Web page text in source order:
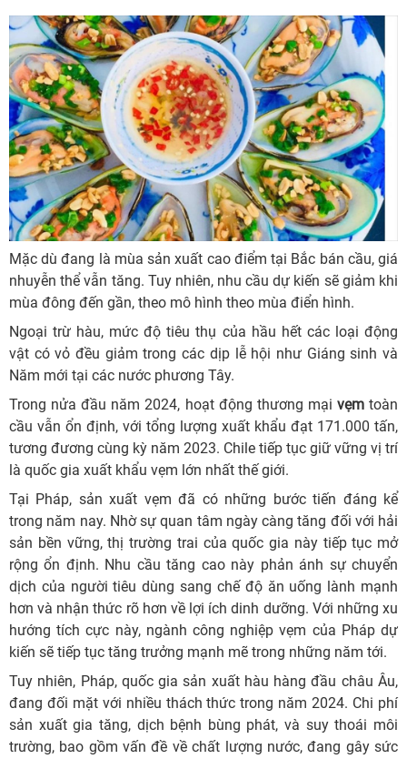
Mặc dù đang là mùa sản xuất cao điểm tại Bắc bán cầu, giá
nhuyễn thể vẫn tăng. Tuy nhiên, nhu cầu dự kiến sẽ giảm khi
mùa đông đến gần, theo mô hình theo mùa điển hình.
Ngoại trừ hàu, mức độ tiêu thụ của hầu hết các loại động
vật có vỏ đều giảm trong các dịp lễ hội như Giáng sinh và
Năm mới tại các nước phương Tây.
Trong nửa đầu năm 2024, hoạt động thương mại vẹmtoàn
cầu vẫn ổn định, với tổng lượng xuất khẩu đạt 171.000 tấn,
tương đương cùng kỳ năm 2023. Chile tiếp tục giữ vững vị trí
là quốc gia xuất khẩu vẹm lớn nhất thế giới.
Tại Pháp, sản xuất vẹm đã có những bước tiến đáng kể
trong năm nay. Nhờ sự quan tâm ngày càng tăng đối với hải
sản bền vững, thị trường trai của quốc gia này tiếp tục mở
rộng ổn định. Nhu cầu tăng cao này phản ánh sự chuyển
dịch của người tiêu dùng sang chế độ ăn uống lành mạnh
hơn và nhận thức rõ hơn về lợi ích dinh dưỡng. Với những xu
hướng tích cực này, ngành công nghiệp vẹm của Pháp dự
kiến sẽ tiếp tục tăng trưởng mạnh mẽ trong những năm tới.
Tuy nhiên, Pháp, quốc gia sản xuất hàu hàng đầu châu Âu,
đang đối mặt với nhiều thách thức trong năm 2024. Chi phí
sản xuất gia tăng, dịch bệnh bùng phát, và suy thoái môi
trường, bao gồm vấn đề về chất lượng nước, đang gây sức